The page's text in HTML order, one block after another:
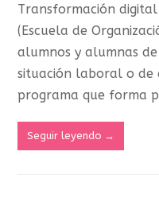
Transformación digital
(Escuela de
alumnos y alumnas
situación laboral o de
programa que forma
Seguir leyendo →